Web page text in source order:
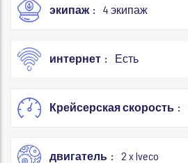
экипаж 4 экипаж
интернет Есть
Крейсерская скорость
двигатель 2 x Iveco